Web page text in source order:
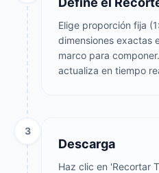
Elige proporción fija
dimensiones exactas
marco para
actualiza en tiempo
3
Descarga
Haz clic en 'Recortar